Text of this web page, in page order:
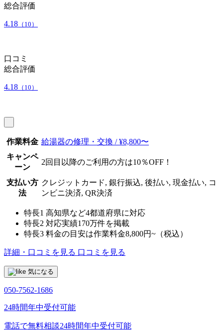
総合評価
4.18 （10）
口コミ
総合評価
4.18 （10）
作業料金 給湯器の修理・交換 / ¥8,800〜
キャンペ
ーン
2回目以降のご利用の方は10％OFF！
支払い方
法
クレジットカード, 銀行振込, 後払い, 現金払い, コ
ンビニ決済, QR決済
特長1 高知県など4都道府県に対応
特長2 対応実績170万件を掲載
特長3 料金の目安は作業料金8,800円~（税込）
詳細・口コミを見る 口コミを見る
気になる
050-7562-1686
24時間年中受付可能
電話で無料相談24時間年中受付可能